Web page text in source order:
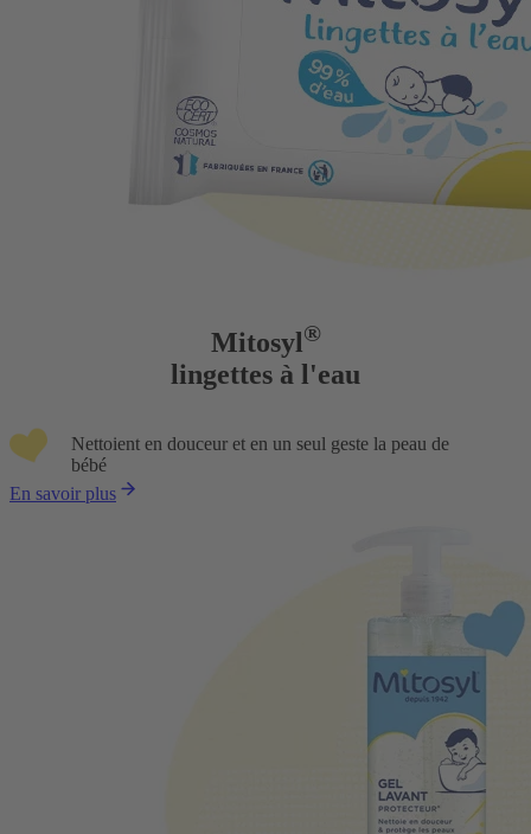
Mitosyl®
lingettes à l'eau
Nettoient en douceur et en un seul geste la peau de
bébé
En savoir plus